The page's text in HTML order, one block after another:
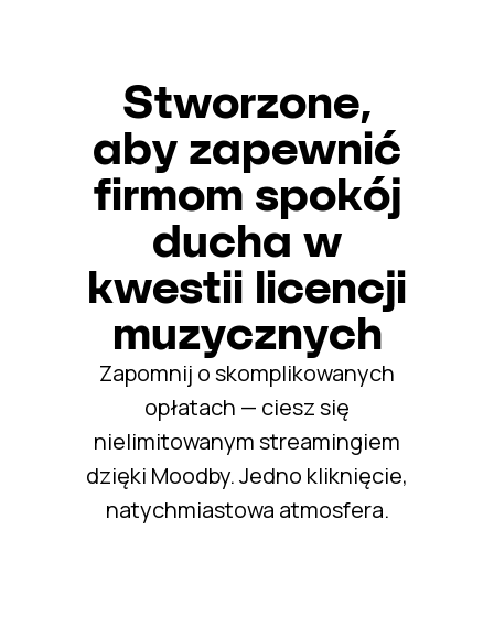
Stworzone,
aby zapewnić
firmom spokój
ducha w
kwestii licencji
muzycznych
Zapomnij o skomplikowanych
opłatach — ciesz się
nielimitowanym streamingiem
dzięki Moodby. Jedno kliknięcie,
natychmiastowa atmosfera.